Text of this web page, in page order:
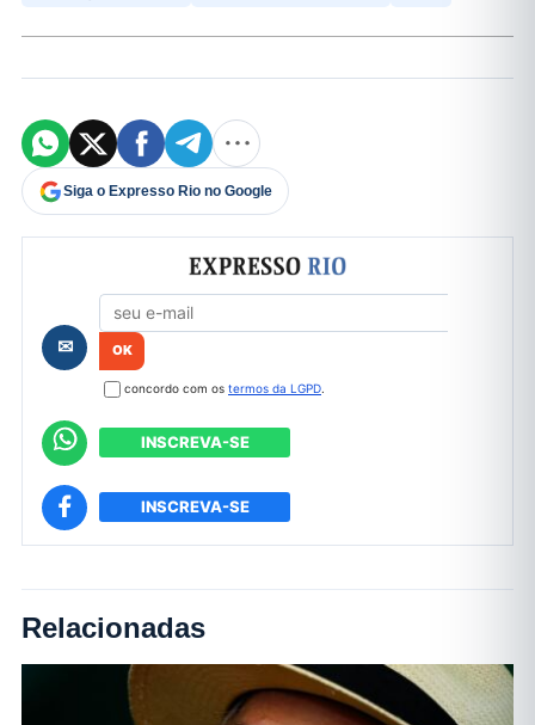
Siga o Expresso Rio no Google
Formulário de cadastro
✉
concordo com os termos da LGPD.
INSCREVA-SE
INSCREVA-SE
Relacionadas